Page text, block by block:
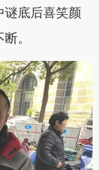
谜底后喜笑颜
。